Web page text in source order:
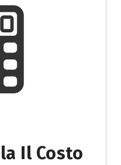
Il Costo